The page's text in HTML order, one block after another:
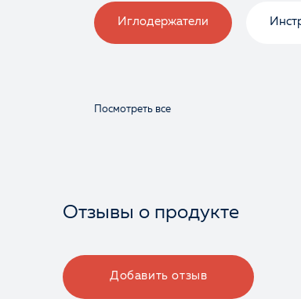
Иглодержатели
Посмотреть все
Отзывы о продукте
Добавить отзыв